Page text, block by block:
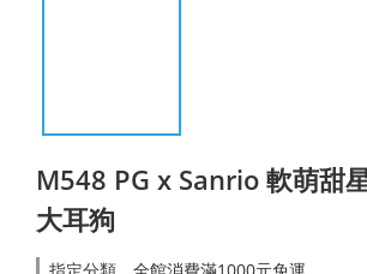
M548 PG x Sanrio 軟萌甜
大耳狗